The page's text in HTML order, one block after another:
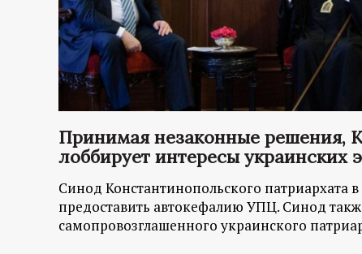
о
р
т
а
л
Принимая незаконные решения,
лоббирует интересы украинских
Синод Константинопольского патриархата
предоставить автокефалию УПЦ. Синод
самопровозглашенного украинского